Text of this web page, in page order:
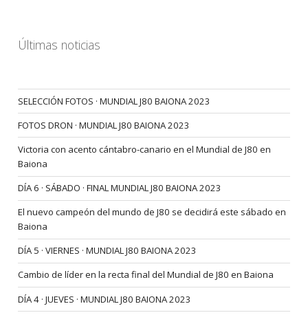
Últimas noticias
SELECCIÓN FOTOS · MUNDIAL J80 BAIONA 2023
FOTOS DRON · MUNDIAL J80 BAIONA 2023
Victoria con acento cántabro-canario en el Mundial de J80 en
Baiona
DÍA 6 · SÁBADO · FINAL MUNDIAL J80 BAIONA 2023
El nuevo campeón del mundo de J80 se decidirá este sábado en
Baiona
DÍA 5 · VIERNES · MUNDIAL J80 BAIONA 2023
Cambio de líder en la recta final del Mundial de J80 en Baiona
DÍA 4 · JUEVES · MUNDIAL J80 BAIONA 2023